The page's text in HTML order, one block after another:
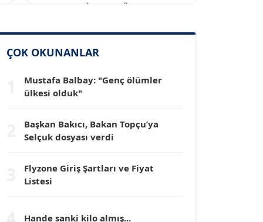
SİNAN GENÇ
Dr. HAKAN TARTAN
Köşe Yazarı
Köşe Yazarı
ÇOK OKUNANLAR
Mustafa Balbay: "Genç ölümler
ülkesi olduk"
Başkan Bakıcı, Bakan Topçu’ya
Selçuk dosyası verdi
Flyzone Giriş Şartları ve Fiyat
Listesi
Hande sanki kilo almış...